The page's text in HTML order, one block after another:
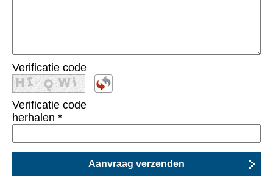
Verificatie code
Verificatie code
herhalen *